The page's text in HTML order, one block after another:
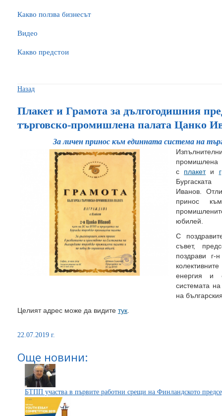
Какво ползва бизнесът
Видео
Какво предстои
Назад
Плакет и Грамота за дългогодишния
търговско-промишлена палата Цанко
За личен принос към единната система на
с плакети
Иванов.
принос
юбилей.
С
съвет,
поздрави г-
енергия и
системата
на
Целият адрес може да видите тук
22.07.2019 г.
Още новини:
БТПП участва в първите работни срещи на Финландското